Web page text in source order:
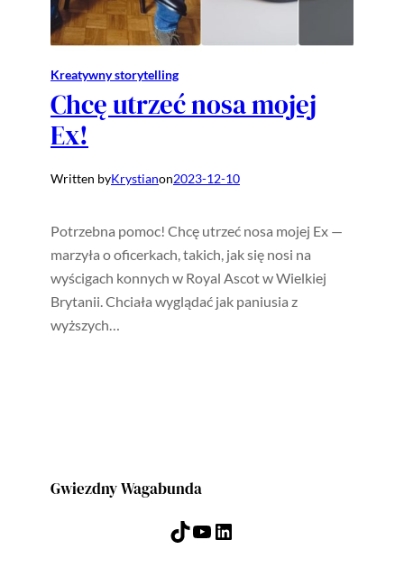
Kreatywny storytelling
Chcę utrzeć nosa mojej
Ex!
Written byKrystianon2023-12-10
Potrzebna pomoc! Chcę utrzeć nosa mojej Ex —
marzyła o oficerkach, takich, jak się nosi na
wyścigach konnych w Royal Ascot w Wielkiej
Brytanii. Chciała wyglądać jak paniusia z
wyższych…
Gwiezdny Wagabunda
TikTok YouTube LinkedIn